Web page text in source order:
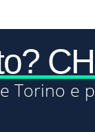
Torino e